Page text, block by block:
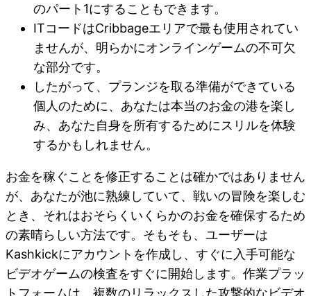
のパート1にすることもできます。
ITコードはCribbageエリアで最も使用されてい
ませんが、明らかにオンラインゲームの不可欠
な部分です。
したがって、プランジを取る準備ができている
個人のために、あなたは本当のお金の港を楽し
み、あなた自身を所有するためにスリルを体験
するかもしれません。
お金を稼ぐことを修正することは確かではありません
が、あなたが池に熟練していて、戦いの冒険を楽しむ
とき、それはおそらくいくらかのお金を確保するため
の素晴らしい方法です。そもそも、ユーザーは
Kashkickにアカウントを作成し、すぐに入手可能な
ビデオゲームの検査をすぐに開始します。作業プラッ
トフォームは、複数のリラックスした攻撃的なビデオ